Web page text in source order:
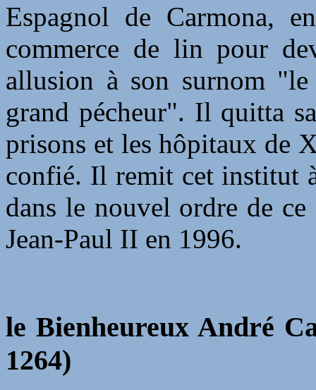
Espagnol de Carmona,
commerce de lin pour
allusion à son surnom
grand pécheur". Il quitta
prisons et les hôpitaux de
confié. Il remit cet institut
dans le nouvel ordre de
Jean-Paul II en 1996.
le Bienheureux André
1264)